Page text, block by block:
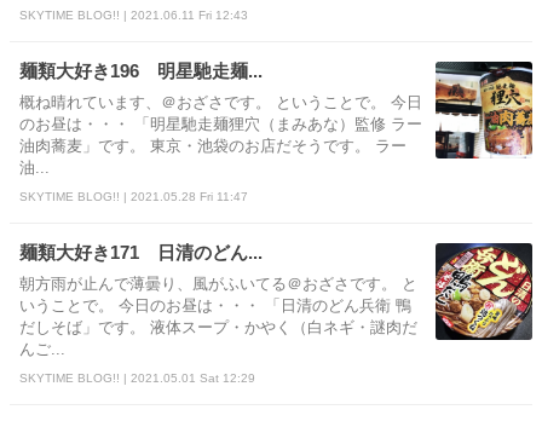
SKYTIME BLOG!! | 2021.06.11 Fri 12:43
麺類大好き196 明星馳走麺...
概ね晴れています、＠おざさです。 ということで。 今日
のお昼は・・・ 「明星馳走麺狸穴（まみあな）監修 ラー
油肉蕎麦」です。 東京・池袋のお店だそうです。 ラー
油...
SKYTIME BLOG!! | 2021.05.28 Fri 11:47
麺類大好き171 日清のどん...
朝方雨が止んで薄曇り、風がふいてる＠おざさです。 と
いうことで。 今日のお昼は・・・ 「日清のどん兵衛 鴨
だしそば」です。 液体スープ・かやく（白ネギ・謎肉だ
んご...
SKYTIME BLOG!! | 2021.05.01 Sat 12:29